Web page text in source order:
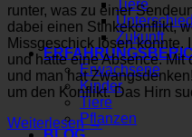
Tiere
Zukunft
Erwachsene
Kinder
Tiere
Pflanzen
runter, was zu einer
dabei einen Stinkekonflikt,
Missgeschick lösen konnte.
und hatte eine Absence.
und man hat
um den Konflikt. Das Hirn
Weiterlesen→